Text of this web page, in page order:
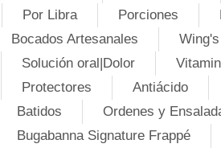
Por Libra
Porciones
Bocados Artesanales
Solución oral|Dolor
Protectores
Antiácido
Batidos
Ordenes y
Bugabanna Signature Frappé